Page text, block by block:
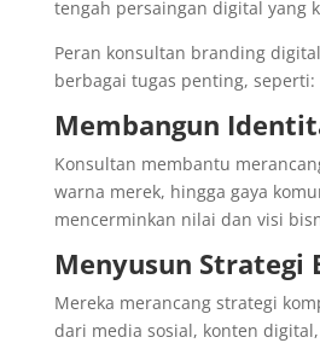
tengah persaingan digital yang
Peran konsultan branding
berbagai tugas penting, seperti:
Membangun
Konsultan membantu
warna merek, hingga gaya
mencerminkan nilai dan visi
Menyusun Strategi
Mereka merancang strategi
dari media sosial, konten